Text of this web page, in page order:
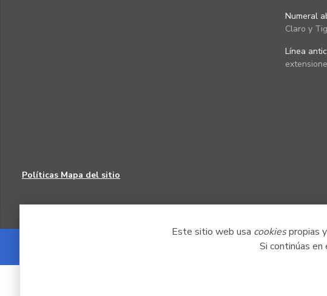
Este sitio web usa cookiespropias
Si continúas
Numeral
Claro y
Línea
Políticas Mapa del sitio